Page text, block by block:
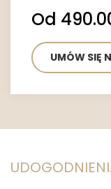
Od
UMÓW SIĘ